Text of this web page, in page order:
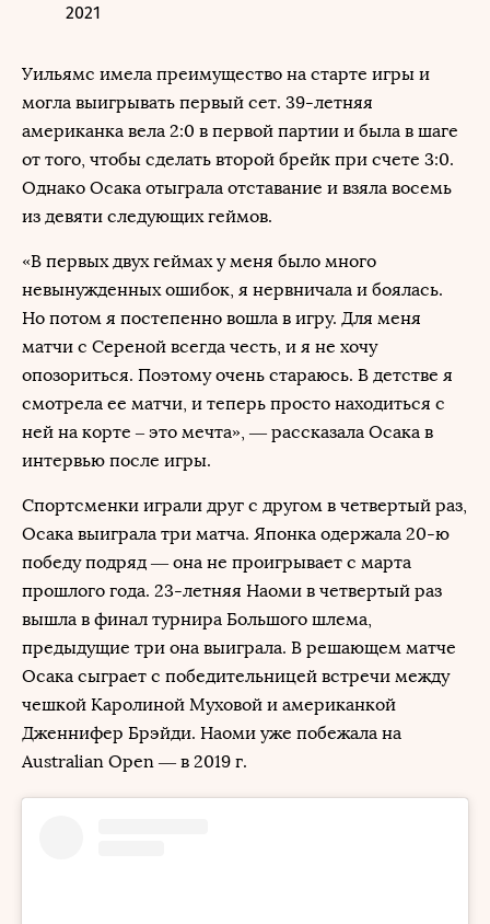
2021
Уильямс имела преимущество на старте игры и
могла выигрывать первый сет. 39-летняя
американка вела 2:0 в первой партии и была в шаге
от того, чтобы сделать второй брейк при счете 3:0.
Однако Осака отыграла отставание и взяла восемь
из девяти следующих геймов.
«В первых двух геймах у меня было много
невынужденных ошибок, я нервничала и боялась.
Но потом я постепенно вошла в игру. Для меня
матчи с Сереной всегда честь, и я не хочу
опозориться. Поэтому очень стараюсь. В детстве я
смотрела ее матчи, и теперь просто находиться с
ней на корте – это мечта», — рассказала Осака в
интервью после игры.
Спортсменки играли друг с другом в четвертый раз,
Осака выиграла три матча. Японка одержала 20-ю
победу подряд — она не проигрывает с марта
прошлого года. 23-летняя Наоми в четвертый раз
вышла в финал турнира Большого шлема,
предыдущие три она выиграла. В решающем матче
Осака сыграет с победительницей встречи между
чешкой Каролиной Муховой и американкой
Дженнифер Брэйди. Наоми уже побежала на
Australian Open — в 2019 г.